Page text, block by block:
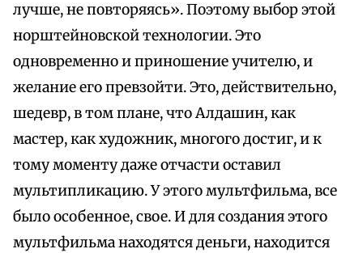
лучше, не повторяясь». Поэтому выбор этой
норштейновской технологии. Это
одновременно и приношение учителю, и
желание его превзойти. Это, действительно,
шедевр, в том плане, что Алдашин, как
мастер, как художник, многого достиг, и к
тому моменту даже отчасти оставил
мультипликацию. У этого мультфильма, все
было особенное, свое. И для создания этого
мультфильма находятся деньги, находится